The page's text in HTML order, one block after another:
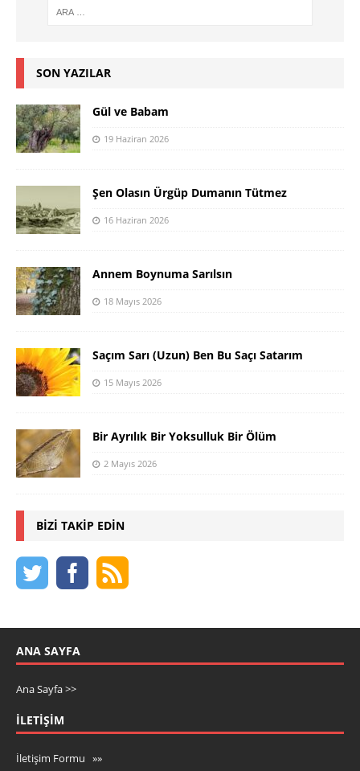
SON YAZILAR
Gül ve Babam
19 Haziran 2026
Şen Olasın Ürgüp Dumanın Tütmez
16 Haziran 2026
Annem Boynuma Sarılsın
18 Mayıs 2026
Saçım Sarı (Uzun) Ben Bu Saçı Satarım
15 Mayıs 2026
Bir Ayrılık Bir Yoksulluk Bir Ölüm
2 Mayıs 2026
BIZI TAKIP EDIN
ANA SAYFA
Ana Sayfa >>
İLETIŞIM
İletişim Formu »»